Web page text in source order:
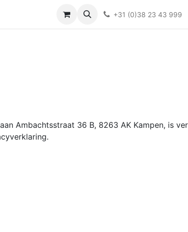
Kieswijzer nacht- en kraamverband
+31 (0)38 23 43 999
Ambachtsstraat 36 B, 8263 AK Kampen, is